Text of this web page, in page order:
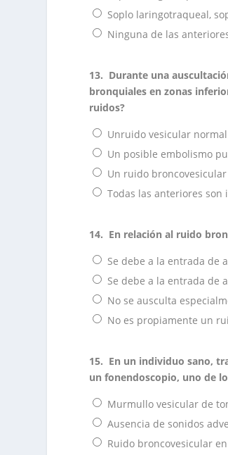
Soplo laringotraqueal,
Ninguna de las
13. Durante una
bronquiales en zonas
ruidos?
Unruido vesicular normal
Un posible embolismo
Un ruido
Todas las anteriores son
14. En relación al ruido
Se debe a la entrada de
Se debe a la entrada de
No se ausculta
No es propiamente un
15. En un individuo sano,
un fonendoscopio, uno de
Murmullo vesicular de
Ausencia de sonidos
Ruido broncovesicular